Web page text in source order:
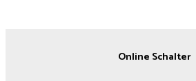
Online Schalter